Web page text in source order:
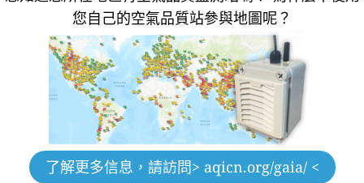
您自己的空氣品質站參與地圖呢？
了解更多信息，請訪問> aqicn.org/gaia/ <